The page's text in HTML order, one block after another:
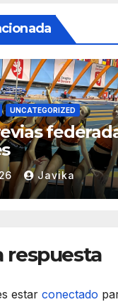
UNCATEGORIZED
Javika
respuesta
estar conectado